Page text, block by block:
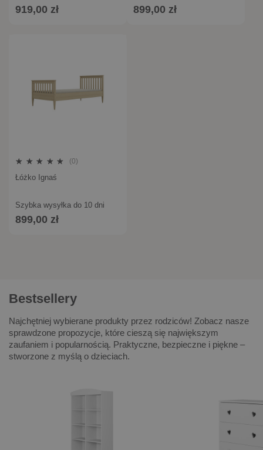
919,00 zł 899,00 zł
(0)
Łóżko Ignaś
Szybka wysyłka do 10 dni
899,00 zł
Bestsellery
Najchętniej wybierane produkty przez rodziców! Zobacz nasze
sprawdzone propozycje, które cieszą się największym
zaufaniem i popularnością. Praktyczne, bezpieczne i piękne –
stworzone z myślą o dzieciach.